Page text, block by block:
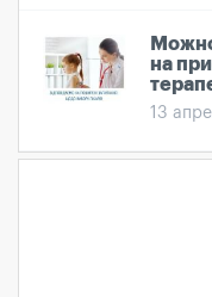
на
13